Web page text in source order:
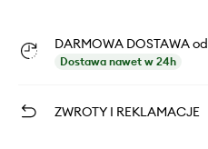
DARMOWA DOSTAWA od
Dostawa nawet w 24h
ZWROTY I REKLAMACJE